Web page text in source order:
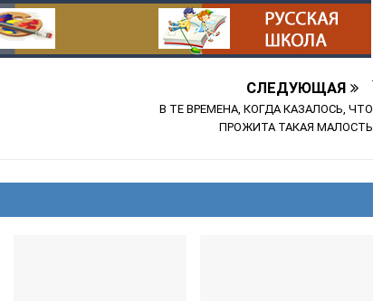
СЛЕДУЮЩАЯ
В ТЕ ВРЕМЕНА, КОГДА КАЗАЛОСЬ, ЧТО
ПРОЖИТА ТАКАЯ МАЛОСТЬ